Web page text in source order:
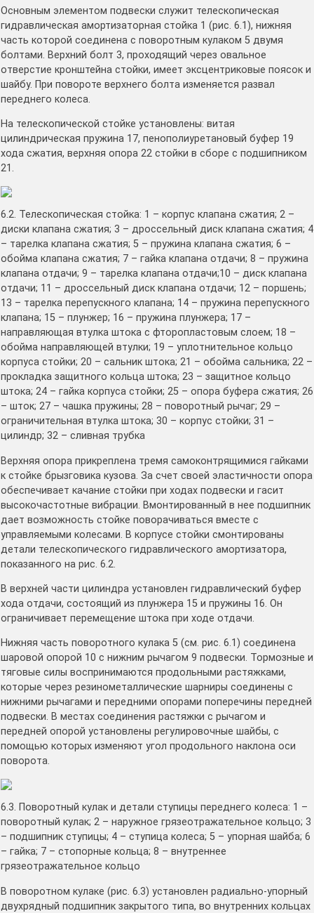
Основным элементом подвески служит телескопическая
гидравлическая амортизаторная стойка 1 (рис. 6.1), нижняя
часть которой соединена с поворотным кулаком 5 двумя
болтами. Верхний болт 3, проходящий через овальное
отверстие кронштейна стойки, имеет эксцентриковые поясок и
шайбу. При повороте верхнего болта изменяется развал
переднего колеса.
На телескопической стойке установлены: витая
цилиндрическая пружина 17, пенополиуретановый буфер 19
хода сжатия, верхняя опора 22 стойки в сборе с подшипником
21.
6.2. Телескопическая стойка: 1 – корпус клапана сжатия; 2 –
диски клапана сжатия; 3 – дроссельный диск клапана сжатия; 4
– тарелка клапана сжатия; 5 – пружина клапана сжатия; 6 –
обойма клапана сжатия; 7 – гайка клапана отдачи; 8 – пружина
клапана отдачи; 9 – тарелка клапана отдачи;10 – диск клапана
отдачи; 11 – дроссельный диск клапана отдачи; 12 – поршень;
13 – тарелка перепускного клапана; 14 – пружина перепускного
клапана; 15 – плунжер; 16 – пружина плунжера; 17 –
направляющая втулка штока с фторопластовым слоем; 18 –
обойма направляющей втулки; 19 – уплотнительное кольцо
корпуса стойки; 20 – сальник штока; 21 – обойма сальника; 22 –
прокладка защитного кольца штока; 23 – защитное кольцо
штока; 24 – гайка корпуса стойки; 25 – опора буфера сжатия; 26
– шток; 27 – чашка пружины; 28 – поворотный рычаг; 29 –
ограничительная втулка штока; 30 – корпус стойки; 31 –
цилиндр; 32 – сливная трубка
Верхняя опора прикреплена тремя самоконтрящимися гайками
к стойке брызговика кузова. За счет своей эластичности опора
обеспечивает качание стойки при ходах подвески и гасит
высокочастотные вибрации. Вмонтированный в нее подшипник
дает возможность стойке поворачиваться вместе с
управляемыми колесами. В корпусе стойки смонтированы
детали телескопического гидравлического амортизатора,
показанного на рис. 6.2.
В верхней части цилиндра установлен гидравлический буфер
хода отдачи, состоящий из плунжера 15 и пружины 16. Он
ограничивает перемещение штока при ходе отдачи.
Нижняя часть поворотного кулака 5 (см. рис. 6.1) соединена
шаровой опорой 10 с нижним рычагом 9 подвески. Тормозные и
тяговые силы воспринимаются продольными растяжками,
которые через резинометаллические шарниры соединены с
нижними рычагами и передними опорами поперечины передней
подвески. В местах соединения растяжки с рычагом и
передней опорой установлены регулировочные шайбы, с
помощью которых изменяют угол продольного наклона оси
поворота.
6.3. Поворотный кулак и детали ступицы переднего колеса: 1 –
поворотный кулак; 2 – наружное грязеотражательное кольцо; 3
– подшипник ступицы; 4 – ступица колеса; 5 – упорная шайба; 6
– гайка; 7 – стопорные кольца; 8 – внутреннее
грязеотражательное кольцо
В поворотном кулаке (рис. 6.3) установлен радиально-упорный
двухрядный подшипник закрытого типа, во внутренних кольцах